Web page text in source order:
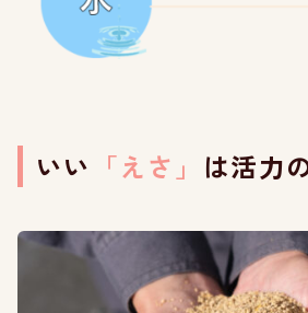
いい 「えさ」 は活力